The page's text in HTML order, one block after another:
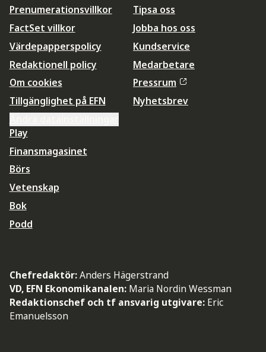
Prenumerationsvillkor
FactSet villkor
Värdepapperspolicy
Redaktionell policy
Om cookies
Tillgänglighet på EFN
Tipsa oss
Jobba hos oss
Kundservice
Medarbetare
Pressrum
Nyhetsbrev
Play
Finansmagasinet
Börs
Vetenskap
Bok
Podd
Chefredaktör:Anders Hägerstrand
VD, EFN Ekonomikanalen: Maria Nordin Wessman
Redaktionschef och tf ansvarig utgivare: Eric
Emanuelsson